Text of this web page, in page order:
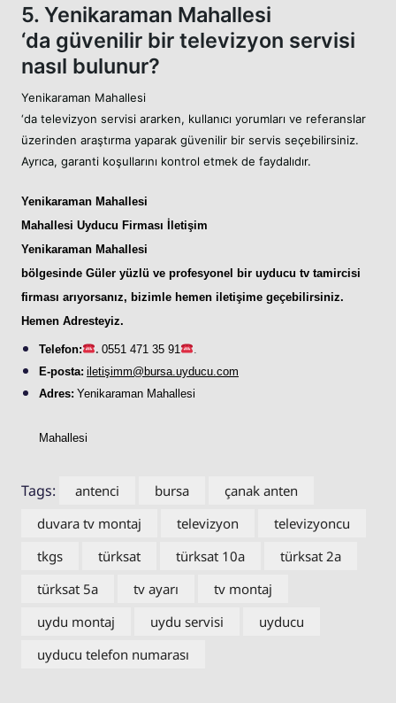
5. Yenikaraman Mahallesi
‘da güvenilir bir televizyon servisi
nasıl bulunur?
Yenikaraman Mahallesi
‘da televizyon servisi ararken, kullanıcı yorumları ve referanslar
üzerinden araştırma yaparak güvenilir bir servis seçebilirsiniz.
Ayrıca, garanti koşullarını kontrol etmek de faydalıdır.
Yenikaraman Mahallesi
Mahallesi Uyducu Firması İletişim
Yenikaraman Mahallesi
bölgesinde Güler yüzlü ve profesyonel bir uyducu tv tamircisi
firması arıyorsanız, bizimle hemen iletişime geçebilirsiniz.
Hemen Adresteyiz.
Telefon: . 0551 471 35 91
E-posta: iletişimm@bursa. uyducu .com
Adres: Yenikaraman Mahallesi
Mahallesi
Tags: antenci bursa
çanak anten
duvara tv montaj
televizyon
televizyoncu
tkgs
türksat türksat 10a
türksat 2a
türksat 5a
tv ayarı
tv montaj
uydu montaj
uydu servisi
uyducu
uyducu telefon numarası